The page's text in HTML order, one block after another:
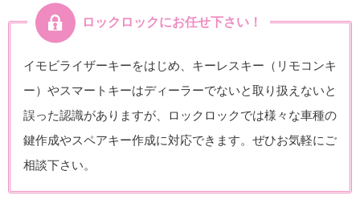
ロックロックにお任せ下さい！
イモビライザーキーをはじめ、キーレスキー（リモコンキ
ー）やスマートキーはディーラーでないと取り扱えないと
誤った認識がありますが、ロックロックでは様々な車種の
鍵作成やスペアキー作成に対応できます。ぜひお気軽にご
相談下さい。